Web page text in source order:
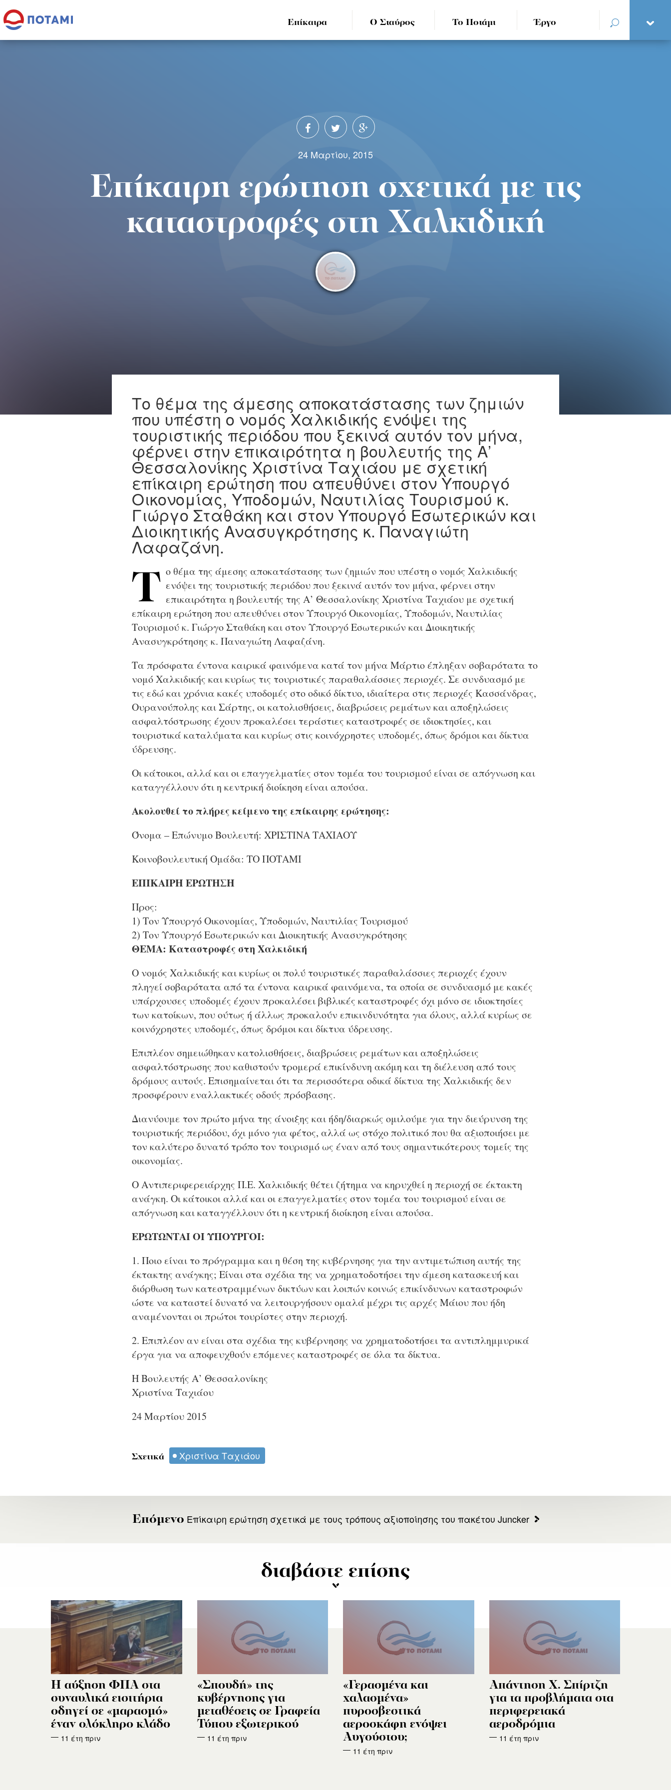
Επίκαιρα Ο Σταύρος Το Ποτάμι Έργο
24 Μαρτίου, 2015
Επίκαιρη ερώτηση σχετικά με τις
καταστροφές στη Χαλκιδική
Το θέμα της άμεσης αποκατάστασης των ζημιών
που υπέστη ο νομός Χαλκιδικής ενόψει της
τουριστικής περιόδου που ξεκινά αυτόν τον μήνα,
φέρνει στην επικαιρότητα η βουλευτής της Α’
Θεσσαλονίκης Χριστίνα Ταχιάου με σχετική
επίκαιρη ερώτηση που απευθύνει στον Υπουργό
Οικονομίας, Υποδομών, Ναυτιλίας Τουρισμού κ.
Γιώργο Σταθάκη και στον Υπουργό Εσωτερικών και
Διοικητικής Ανασυγκρότησης κ. Παναγιώτη
Λαφαζάνη.
Τ ο θέμα της άμεσης αποκατάστασης των ζημιών που υπέστη ο νομός Χαλκιδικής
ενόψει της τουριστικής περιόδου που ξεκινά αυτόν τον μήνα, φέρνει στην
επικαιρότητα η βουλευτής της Α’ Θεσσαλονίκης Χριστίνα Ταχιάου με σχετική
επίκαιρη ερώτηση που απευθύνει στον Υπουργό Οικονομίας, Υποδομών, Ναυτιλίας
Τουρισμού κ. Γιώργο Σταθάκη και στον Υπουργό Εσωτερικών και Διοικητικής
Ανασυγκρότησης κ. Παναγιώτη Λαφαζάνη.
Τα πρόσφατα έντονα καιρικά φαινόμενα κατά τον μήνα Μάρτιο έπληξαν σοβαρότατα το
νομό Χαλκιδικής και κυρίως τις τουριστικές παραθαλάσσιες περιοχές. Σε συνδυασμό με
τις εδώ και χρόνια κακές υποδομές στο οδικό δίκτυο, ιδιαίτερα στις περιοχές Κασσάνδρας,
Ουρανούπολης και Σάρτης, οι κατολισθήσεις, διαβρώσεις ρεμάτων και αποξηλώσεις
ασφαλτόστρωσης έχουν προκαλέσει τεράστιες καταστροφές σε ιδιοκτησίες, και
τουριστικά καταλύματα και κυρίως στις κοινόχρηστες υποδομές, όπως δρόμοι και δίκτυα
ύδρευσης.
Οι κάτοικοι, αλλά και οι επαγγελματίες στον τομέα του τουρισμού είναι σε απόγνωση και
καταγγέλλουν ότι η κεντρική διοίκηση είναι απούσα.
Ακολουθεί το πλήρες κείμενο της επίκαιρης ερώτησης:
Όνομα – Επώνυμο Βουλευτή: ΧΡΙΣΤΙΝΑ ΤΑΧΙΑΟΥ
Κοινοβουλευτική Ομάδα: ΤΟ ΠΟΤΑΜΙ
ΕΠΙΚΑΙΡΗ ΕΡΩΤΗΣΗ
Προς:
1) Τον Υπουργό Οικονομίας, Υποδομών, Ναυτιλίας Τουρισμού
2) Τον Υπουργό Εσωτερικών και Διοικητικής Ανασυγκρότησης
ΘΕΜΑ: Καταστροφές στη Χαλκιδική
Ο νομός Χαλκιδικής και κυρίως οι πολύ τουριστικές παραθαλάσσιες περιοχές έχουν
πληγεί σοβαρότατα από τα έντονα καιρικά φαινόμενα, τα οποία σε συνδυασμό με κακές
υπάρχουσες υποδομές έχουν προκαλέσει βιβλικές καταστροφές όχι μόνο σε ιδιοκτησίες
των κατοίκων, που ούτως ή άλλως προκαλούν επικινδυνότητα για όλους, αλλά κυρίως σε
κοινόχρηστες υποδομές, όπως δρόμοι και δίκτυα ύδρευσης.
Επιπλέον σημειώθηκαν κατολισθήσεις, διαβρώσεις ρεμάτων και αποξηλώσεις
ασφαλτόστρωσης που καθιστούν τρομερά επικίνδυνη ακόμη και τη διέλευση από τους
δρόμους αυτούς. Επισημαίνεται ότι τα περισσότερα οδικά δίκτυα της Χαλκιδικής δεν
προσφέρουν εναλλακτικές οδούς πρόσβασης.
Διανύουμε τον πρώτο μήνα της άνοιξης και ήδη/διαρκώς ομιλούμε για την διεύρυνση της
τουριστικής περιόδου, όχι μόνο για φέτος, αλλά ως στόχο πολιτικό που θα αξιοποιήσει με
τον καλύτερο δυνατό τρόπο τον τουρισμό ως έναν από τους σημαντικότερους τομείς της
οικονομίας.
Ο Αντιπεριφερειάρχης Π.Ε. Χαλκιδικής θέτει ζήτημα να κηρυχθεί η περιοχή σε έκτακτη
ανάγκη. Οι κάτοικοι αλλά και οι επαγγελματίες στον τομέα του τουρισμού είναι σε
απόγνωση και καταγγέλλουν ότι η κεντρική διοίκηση είναι απούσα.
ΕΡΩΤΩΝΤΑΙ ΟΙ ΥΠΟΥΡΓΟΙ:
1. Ποιο είναι το πρόγραμμα και η θέση της κυβέρνησης για την αντιμετώπιση αυτής της
έκτακτης ανάγκης; Είναι στα σχέδια της να χρηματοδοτήσει την άμεση κατασκευή και
διόρθωση των κατεστραμμένων δικτύων και λοιπών κοινώς επικίνδυνων καταστροφών
ώστε να καταστεί δυνατό να λειτουργήσουν ομαλά μέχρι τις αρχές Μάιου που ήδη
αναμένονται οι πρώτοι τουρίστες στην περιοχή.
2. Επιπλέον αν είναι στα σχέδια της κυβέρνησης να χρηματοδοτήσει τα αντιπλημμυρικά
έργα για να αποφευχθούν επόμενες καταστροφές σε όλα τα δίκτυα.
Η Βουλευτής Α’ Θεσσαλονίκης
Χριστίνα Ταχιάου
24 Μαρτίου 2015
Σχετικά Χριστίνα Ταχιάου
Επόμενο Επίκαιρη ερώτηση σχετικά με τους τρόπους αξιοποίησης του πακέτου Juncker
διαβάστε επίσης
Η αύξηση ΦΠΑ στα
συναυλικά εισιτήρια
οδηγεί σε «μαρασμό»
έναν ολόκληρο κλάδο
11 έτη πριν
«Σπουδή» της
κυβέρνησης για
μεταθέσεις σε Γραφεία
Τύπου εξωτερικού
11 έτη πριν
«Γερασμένα και
χαλασμένα»
πυροσβεστικά
αεροσκάφη ενόψει
Αυγούστου;
11 έτη πριν
Απάντηση Χ. Σπίρτζη
για τα προβλήματα στα
περιφερειακά
αεροδρόμια
11 έτη πριν